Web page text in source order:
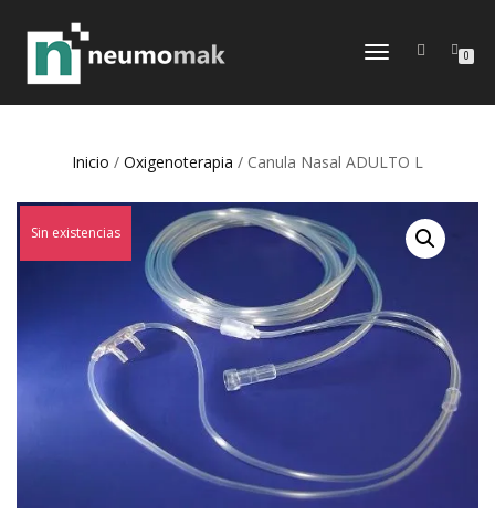
CAMBIAR
0
Inicio / Oxigenoterapia / Canula Nasal ADULTO L
Sin existencias